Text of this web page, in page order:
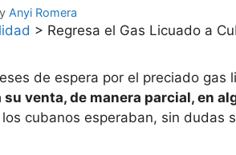
Anyi Romera
> Regresa el Gas Licuado a
de espera por el preciado gas
su venta, de manera parcial, en
cubanos esperaban, sin dudas